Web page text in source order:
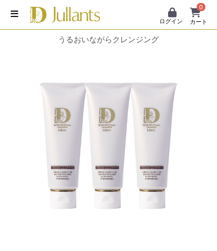
ログイン
0
カート
うるおいながらクレンジング